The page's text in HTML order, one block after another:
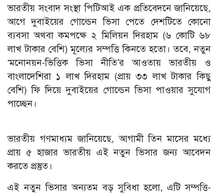
ভারতীয় সংবাদ সংস্থা পিটিআই এক প্রতিবেদনে জানিয়েছে,
আগে দুবাইয়ের গোল্ডেন ভিসা পেতে দেশটিতে কোনো
ব্যবসা অথবা কমপক্ষে ২ মিলিয়ন দিরহাম (৬ কোটি ৬৮
লাখ টাকার বেশি) মূল্যের সম্পত্তি কিনতে হতো। তবে, নতুন
‘মনোনয়ন-ভিত্তিক ভিসা নীতি’র আওতায় ভারতীয় ও
বাংলাদেশিরা ১ লাখ দিরহাম (প্রায় ৩৩ লাখ টাকার কিছু
বেশি) ফি দিয়ে দুবাইয়ের গোল্ডেন ভিসা পাওয়ার সুযোগ
পাচ্ছেন।
ভারতীয় গণমাধ্যম জানিয়েছে, আগামী তিন মাসের মধ্যে
প্রায় ৫ হাজার ভারতীয় এই নতুন ভিসার জন্য আবেদন
করতে প্রস্তুত।
এই নতুন ভিসার অন্যতম বড় সুবিধা হলো, এটি সম্পত্তি-